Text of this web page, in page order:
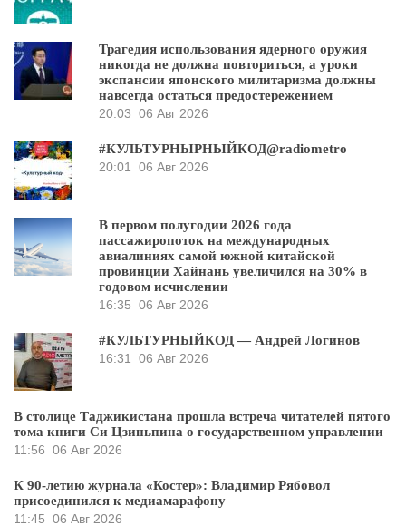
Трагедия использования ядерного оружия
никогда не должна повториться, а уроки
экспансии японского милитаризма должны
навсегда остаться предостережением
20:03 06 Авг 2026
#КУЛЬТУРНЫРНЫЙКОД@radiometro
20:01 06 Авг 2026
В первом полугодии 2026 года
пассажиропоток на международных
авиалиниях самой южной китайской
провинции Хайнань увеличился на 30% в
годовом исчислении
16:35 06 Авг 2026
#КУЛЬТУРНЫЙКОД — Андрей Логинов
16:31 06 Авг 2026
В столице Таджикистана прошла встреча читателей пятого
тома книги Си Цзиньпина о государственном управлении
11:56 06 Авг 2026
К 90-летию журнала «Костер»: Владимир Рябовол
присоединился к медиамарафону
11:45 06 Авг 2026